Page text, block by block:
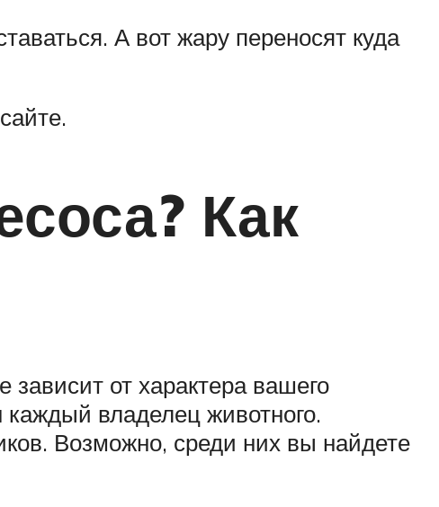
А вот жару переносят куда
Как
зависит от характера вашего
владелец животного.
Возможно, среди них вы найдете